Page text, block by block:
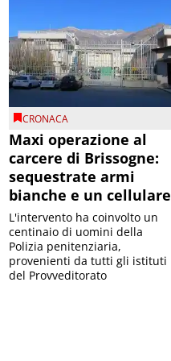
CRONACA
Maxi operazione al
carcere di Brissogne:
sequestrate armi
bianche e un cellulare
L'intervento ha coinvolto un
centinaio di uomini della
Polizia penitenziaria,
provenienti da tutti gli istituti
del Provveditorato